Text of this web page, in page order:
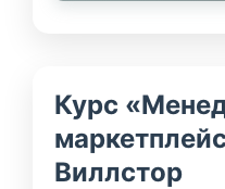
Курс
Виллстор